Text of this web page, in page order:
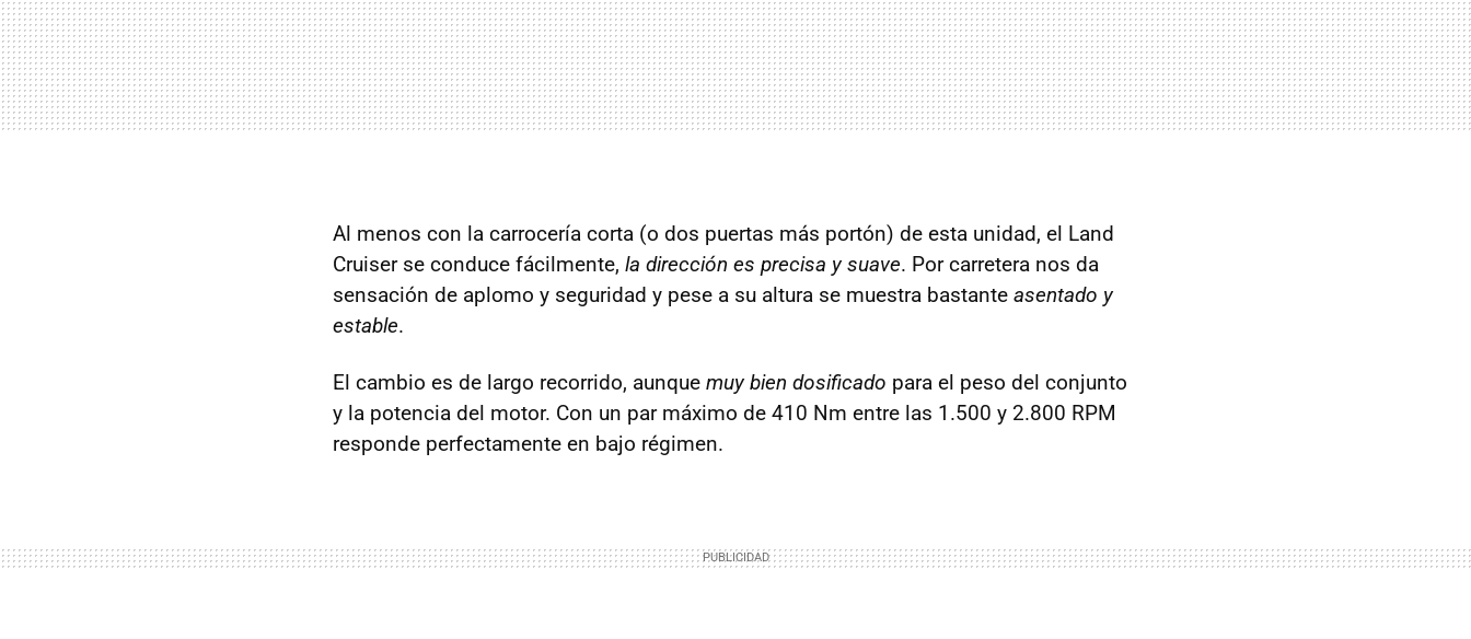
Al menos con la carrocería corta (o dos puertas más portón) de esta unidad, el Land
Cruiser se conduce fácilmente, la dirección es precisa y suave. Por carretera nos da
sensación de aplomo y seguridad y pese a su altura se muestra bastante asentado y
estable.
El cambio es de largo recorrido, aunque muy bien dosificado para el peso del conjunto
y la potencia del motor. Con un par máximo de 410 Nm entre las 1.500 y 2.800 RPM
responde perfectamente en bajo régimen.